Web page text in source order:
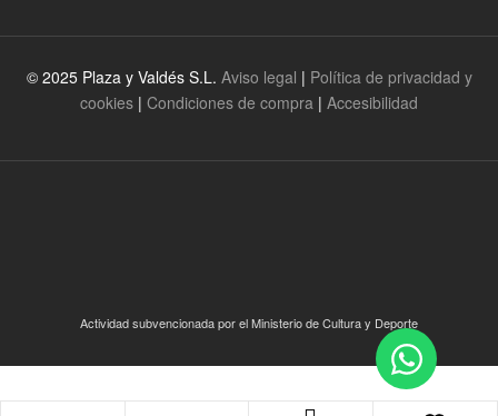
© 2025 Plaza y Valdés S.L. Aviso legal | Política de privacidad y
cookies | Condiciones de compra | Accesibilidad
Actividad subvencionada por el Ministerio de Cultura y Deporte